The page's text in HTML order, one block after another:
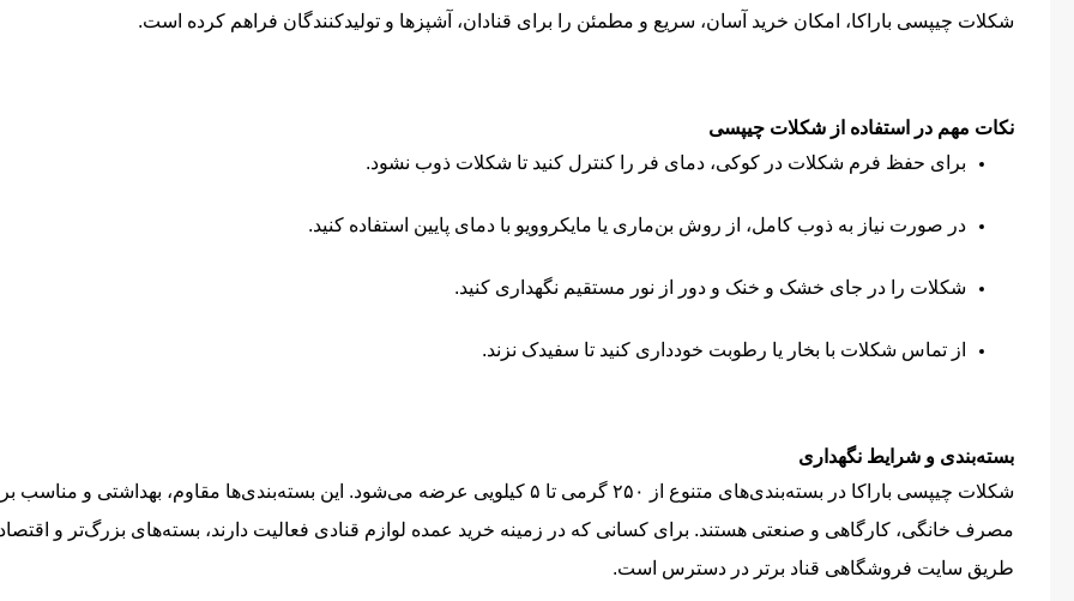
شکلات چیپسی باراکا، امکان خرید آسان، سریع و مطمئن را برای قنادان، آشپزها و تولیدکنندگان فراهم کرده است.
نکات مهم در استفاده از شکلات چیپسی
برای حفظ فرم شکلات در کوکی، دمای فر را کنترل کنید تا شکلات ذوب نشود.
در صورت نیاز به ذوب کامل، از روش بن‌ماری یا مایکروویو با دمای پایین استفاده کنید.
شکلات را در جای خشک و خنک و دور از نور مستقیم نگهداری کنید.
از تماس شکلات با بخار یا رطوبت خودداری کنید تا سفیدک نزند.
بسته‌بندی و شرایط نگهداری
شکلات چیپسی باراکا در بسته‌بندی‌های متنوع از ۲۵۰ گرمی تا ۵ کیلویی عرضه می‌شود. این بسته‌بندی‌ها مقاوم، بهداشتی و مناسب
مصرف خانگی، کارگاهی و صنعتی هستند. برای کسانی که در زمینه خرید عمده لوازم قنادی فعالیت دارند، بسته‌های بزرگ‌تر و
طریق سایت فروشگاهی قناد برتر در دسترس است.